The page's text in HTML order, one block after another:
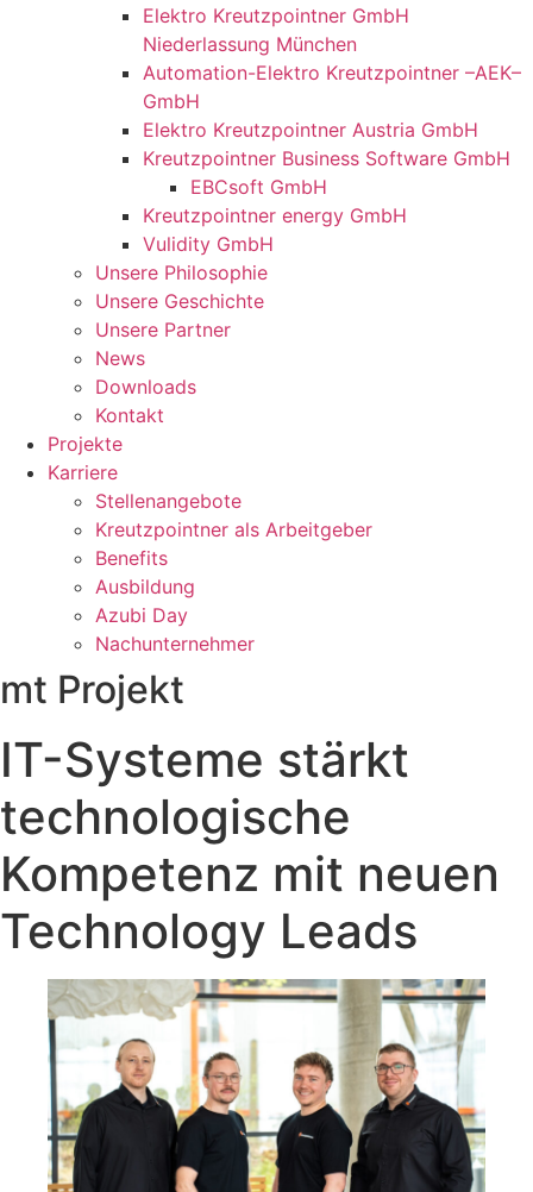
Elektro Kreutzpointner GmbH
Niederlassung München
Automation-Elektro Kreutzpointner –AEK–
GmbH
Elektro Kreutzpointner Austria GmbH
Kreutzpointner Business Software GmbH
EBCsoft GmbH
Kreutzpointner energy GmbH
Vulidity GmbH
Unsere Philosophie
Unsere Geschichte
Unsere Partner
News
Downloads
Kontakt
Projekte
Karriere
Stellenangebote
Kreutzpointner als Arbeitgeber
Benefits
Ausbildung
Azubi Day
Nachunternehmer
mt Projekt
IT-Systeme stärkt
technologische
Kompetenz mit neuen
Technology Leads